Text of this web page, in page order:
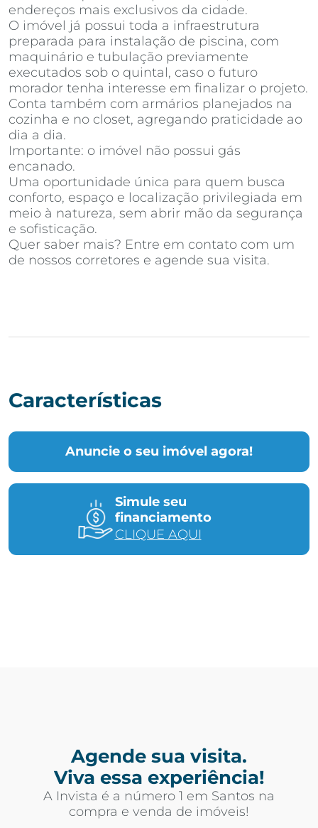
endereços mais exclusivos da cidade.
O imóvel já possui toda a infraestrutura
preparada para instalação de piscina, com
maquinário e tubulação previamente
executados sob o quintal, caso o futuro
morador tenha interesse em finalizar o projeto.
Conta também com armários planejados na
cozinha e no closet, agregando praticidade ao
dia a dia.
Importante: o imóvel não possui gás
encanado.
Uma oportunidade única para quem busca
conforto, espaço e localização privilegiada em
meio à natureza, sem abrir mão da segurança
e sofisticação.
Quer saber mais? Entre em contato com um
de nossos corretores e agende sua visita.
Anuncie o seu imóvel agora!
Simule seu
financiamento
CLIQUE AQUI
Características
Agende sua visita.
Viva essa experiência!
A Invista é a número 1 em Santos na
compra e venda de imóveis!